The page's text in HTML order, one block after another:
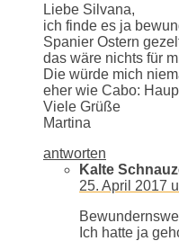
Liebe Silvana,
ich finde es ja
Spanier Ostern
das wäre nichts für
Die würde mich
eher wie Cabo:
Viele Grüße
Martina
antworten
Kalte
25. April 2017
Ich hatte ja